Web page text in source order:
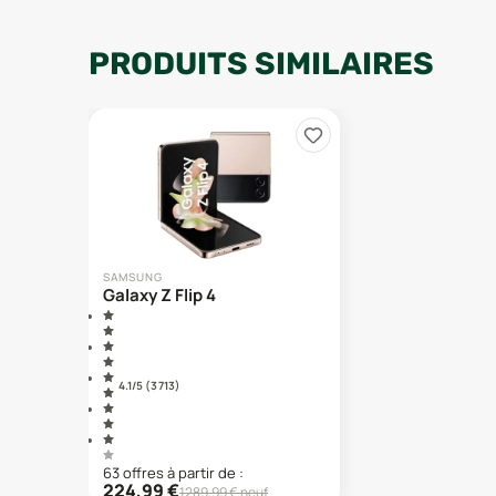
PRODUITS SIMILAIRES
SAMSUNG
Galaxy Z Flip 4
4.1/5 (3 713)
63offresà partir de :
224,99€1289,99€ neuf